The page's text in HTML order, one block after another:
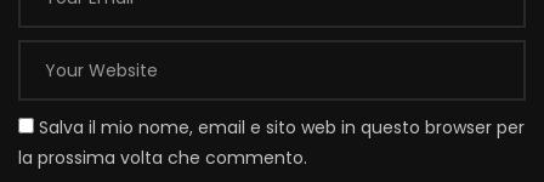
Salva il mio nome, email e sito web in questo browser per
la prossima volta che commento.